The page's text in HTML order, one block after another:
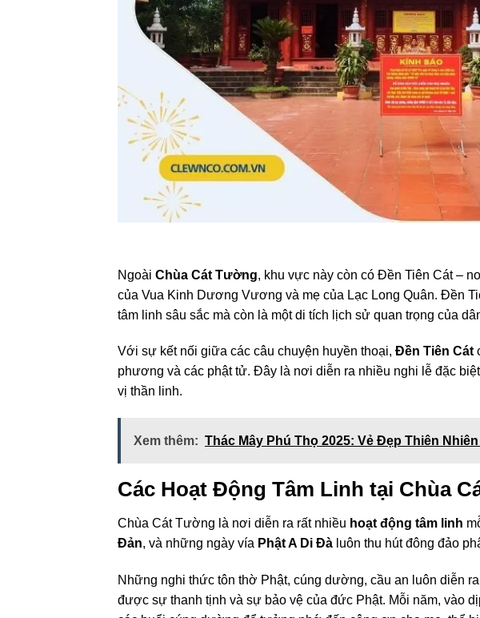
Ngoài Chùa Cát Tường, khu vực này còn có Đền Tiên Cát –
của Vua Kinh Dương Vương và mẹ của Lạc Long Quân. Đền
tâm linh sâu sắc mà còn là một di tích lịch sử quan trọng của
Với sự kết nối giữa các câu chuyện huyền thoại, Đền Tiên Cát
phương và các phật tử. Đây là nơi diễn ra nhiều nghi lễ đặc
vị thần linh.
Xem thêm: Thác Mây Phú Thọ 2025: Vẻ Đẹp Thiên
Các Hoạt Động Tâm Linh tại Chùa
Chùa Cát Tường là nơi diễn ra rất nhiều hoạt động tâm linh
Đản, và những ngày vía Phật A Di Đà luôn thu hút đông đảo
Những nghi thức tôn thờ Phật, cúng dường, cầu an luôn diễn
được sự thanh tịnh và sự bảo vệ của đức Phật. Mỗi năm, vào